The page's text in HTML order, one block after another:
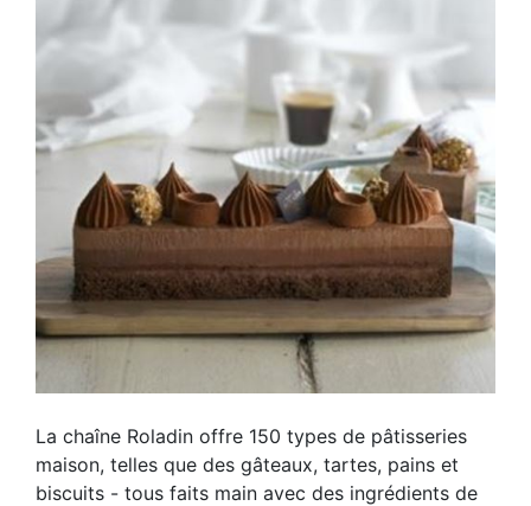
La chaîne Roladin offre 150 types de pâtisseries
maison, telles que des gâteaux, tartes, pains et
biscuits - tous faits main avec des ingrédients de